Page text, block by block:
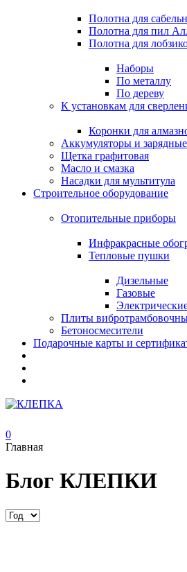
Полотна для
Полотна для пил
Полотна для
Наборы
По металлу
По дереву
К установкам для
Коронки для
Аккумуляторы и зарядные
Щетка графитовая
Масло и смазка
Насадки для мультитула
Строительное оборудование
Отопительные приборы
Инфракрасные
Тепловые пушки
Дизельные
Газовые
Плиты
Бетоносмесители
Подарочные карты и
0
Главная
Блог КЛЕПКИ